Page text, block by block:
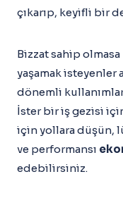
çıkarıp, keyifli bir
Bizzat sahip
yaşamak isteyenler
dönemli
İster bir iş gezisi
için yollara düşün,
ve performansı
edebilirsiniz.